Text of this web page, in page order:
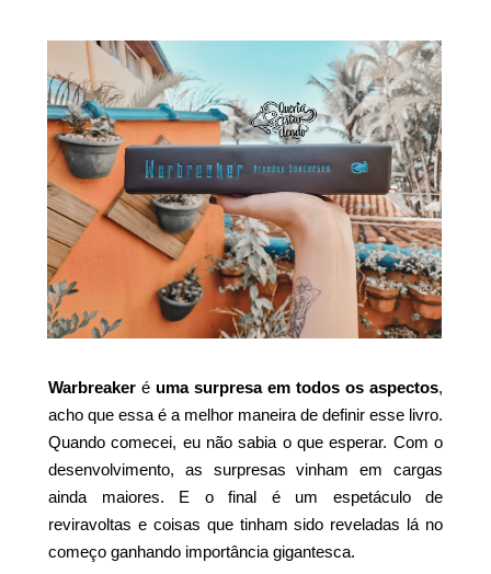
Warbreaker é uma surpresa em todos os aspectos,
acho que essa é a melhor maneira de definir esse livro.
Quando comecei, eu não sabia o que esperar. Com o
desenvolvimento, as surpresas vinham em cargas
ainda maiores. E o final é um espetáculo de
reviravoltas e coisas que tinham sido reveladas lá no
começo ganhando importância gigantesca.